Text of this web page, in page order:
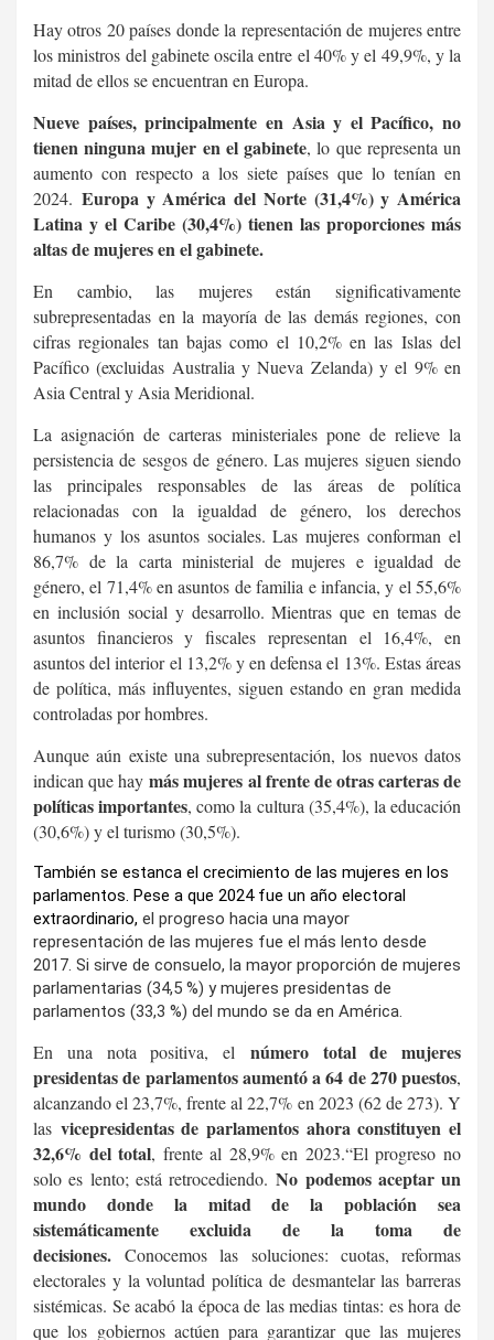
Hay otros 20 países donde la representación de mujeres entre
los ministros del gabinete oscila entre el 40% y el 49,9%, y la
mitad de ellos se encuentran en Europa.
Nueve países, principalmente en Asia y el Pacífico, no
tienen ninguna mujer en el gabinete, lo que representa un
aumento con respecto a los siete países que lo tenían en
2024. Europa y América del Norte (31,4%) y América
Latina y el Caribe (30,4%) tienen las proporciones más
altas de mujeres en el gabinete.
En cambio, las mujeres están significativamente
subrepresentadas en la mayoría de las demás regiones, con
cifras regionales tan bajas como el 10,2% en las Islas del
Pacífico (excluidas Australia y Nueva Zelanda) y el 9% en
Asia Central y Asia Meridional.
La asignación de carteras ministeriales pone de relieve la
persistencia de sesgos de género. Las mujeres siguen siendo
las principales responsables de las áreas de política
relacionadas con la igualdad de género, los derechos
humanos y los asuntos sociales. Las mujeres conforman el
86,7% de la carta ministerial de mujeres e igualdad de
género, el 71,4% en asuntos de familia e infancia, y el 55,6%
en inclusión social y desarrollo. Mientras que en temas de
asuntos financieros y fiscales representan el 16,4%, en
asuntos del interior el 13,2% y en defensa el 13%. Estas áreas
de política, más influyentes, siguen estando en gran medida
controladas por hombres.
Aunque aún existe una subrepresentación, los nuevos datos
indican que haymás mujeres al frente de otras carteras de
políticas importantes, como la cultura (35,4%), la educación
(30,6%) y el turismo (30,5%).
También se estanca el crecimiento de las mujeres en los
parlamentos. Pese a que 2024 fue un año electoral
extraordinario, el progreso hacia una mayor
representación de las mujeres fue el más lento desde
2017. Si sirve de consuelo, la mayor proporción de mujeres
parlamentarias (34,5 %) y mujeres presidentas de
parlamentos (33,3 %) del mundo se da en América.
En una nota positiva, el número total de mujeres
presidentas de parlamentos aumentó a 64 de 270 puestos,
alcanzando el 23,7%, frente al 22,7% en 2023 (62 de 273). Y
las vicepresidentas de parlamentos ahora constituyen el
32,6% del total, frente al 28,9% en 2023.“El progreso no
solo es lento; está retrocediendo.No podemos aceptar un
mundo donde la mitad de la población sea
sistemáticamente excluida de la toma de
decisiones.Conocemos las soluciones: cuotas, reformas
electorales y la voluntad política de desmantelar las barreras
sistémicas. Se acabó la época de las medias tintas: es hora de
que los gobiernos actúen para garantizar que las mujeres